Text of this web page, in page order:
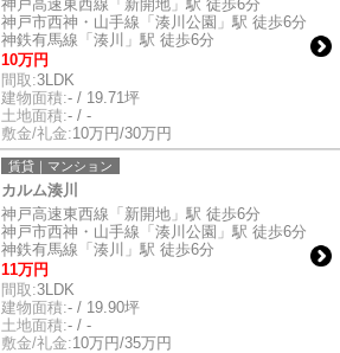
神戸高速東西線「新開地」駅 徒歩6分
神戸市西神・山手線「湊川公園」駅 徒歩6分
神鉄有馬線「湊川」駅 徒歩6分
10万円
間取:3LDK
建物面積:- / 19.71坪
土地面積:- / -
敷金/礼金:10万円/30万円
賃貸｜マンション
カルム湊川
神戸高速東西線「新開地」駅 徒歩6分
神戸市西神・山手線「湊川公園」駅 徒歩6分
神鉄有馬線「湊川」駅 徒歩6分
11万円
間取:3LDK
建物面積:- / 19.90坪
土地面積:- / -
敷金/礼金:10万円/35万円